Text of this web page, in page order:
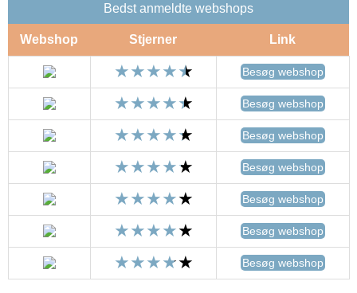
Bedst anmeldte webshops
Webshop Stjerner Link
Besøg webshop
Besøg webshop
Besøg webshop
Besøg webshop
Besøg webshop
Besøg webshop
Besøg webshop